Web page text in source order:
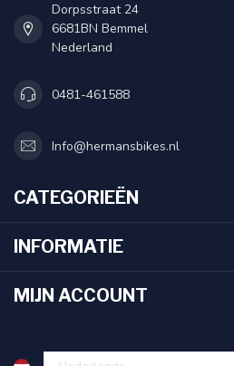
Dorpsstraat 24
6681BN Bemmel
Nederland
0481-461588
Info@hermansbikes.nl
CATEGORIEËN
INFORMATIE
MIJN ACCOUNT